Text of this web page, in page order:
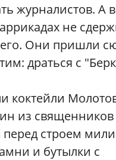
журналистов. А
не
Они пришли
драться с
коктейли
из священников
перед строем
и бутылки с